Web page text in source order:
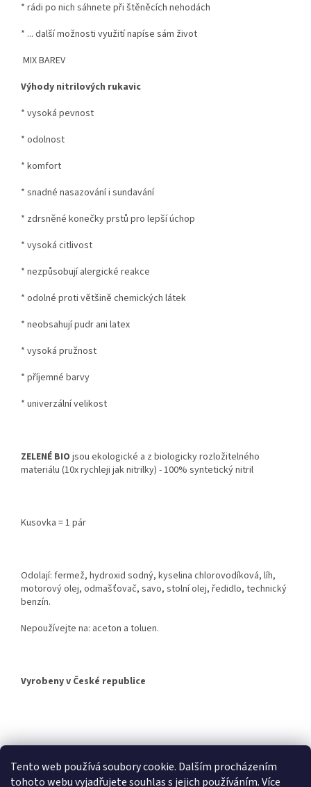
Tento web používá soubory cookie. Dalším procházením
tohoto webu vyjadřujete souhlas s jejich používáním. Více
* rádi po nich sáhnete při štěněcích nehodách
* ... další možnosti využití napíse sám život
MIX BAREV
Výhody nitrilových rukavic
* vysoká pevnost
* odolnost
* komfort
* snadné nasazování i sundavání
* zdrsněné konečky prstů pro lepší úchop
* vysoká citlivost
* nezpůsobují alergické reakce
* odolné proti většině chemických látek
* neobsahují pudr ani latex
* vysoká pružnost
* příjemné barvy
* univerzální velikost
ZELENÉ BIO jsou ekologické a z biologicky rozložitelného
materiálu (10x rychleji jak nitrilky) - 100% syntetický nitril
Kusovka = 1 pár
Odolají: fermež, hydroxid sodný, kyselina chlorovodíková, líh,
motorový olej, odmašťovač, savo, stolní olej, ředidlo, technický
benzín.
Nepoužívejte na: aceton a toluen.
Vyrobeny v České republice
á